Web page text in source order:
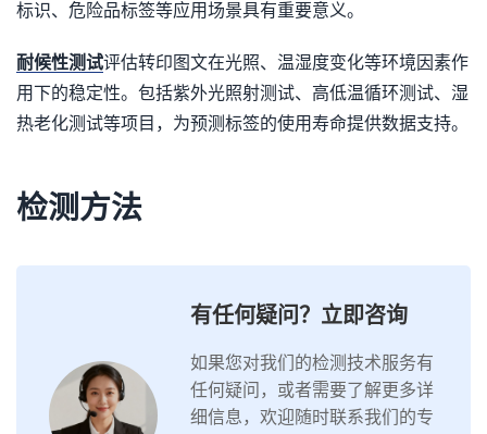
标识、危险品标签等应用场景具有重要意义。
耐候性测试评估转印图文在光照、温湿度变化等环境因素作
用下的稳定性。包括紫外光照射测试、高低温循环测试、湿
热老化测试等项目，为预测标签的使用寿命提供数据支持。
检测方法
有任何疑问？立即咨询
如果您对我们的检测技术服务有
任何疑问，或者需要了解更多详
细信息，欢迎随时联系我们的专